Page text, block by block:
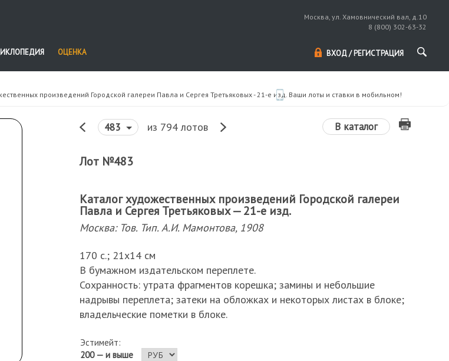
Москва, ул. Хамовнический вал, д.10
8 (800) 302-63-32
ОЦЕНКА ВХОД / РЕГИСТРАЦИЯ
произведений Городской галереи Павла и Сергея Третьяковых - 21-е изд. Ваши лоты и ставки в мобильном!
483 из 794 лотов В каталог
Лот №483
Каталог художественных произведений Городской галереи
Павла и Сергея Третьяковых — 21-е изд.
Москва: Тов. Тип. А.И. Мамонтова, 1908
170 с.; 21х14 см
В бумажном издательском переплете.
Сохранность: утрата фрагментов корешка; замины и небольшие
надрывы переплета; затеки на обложках и некоторых листах в блоке;
владельческие пометки в блоке.
Эстимейт:
200 — и выше